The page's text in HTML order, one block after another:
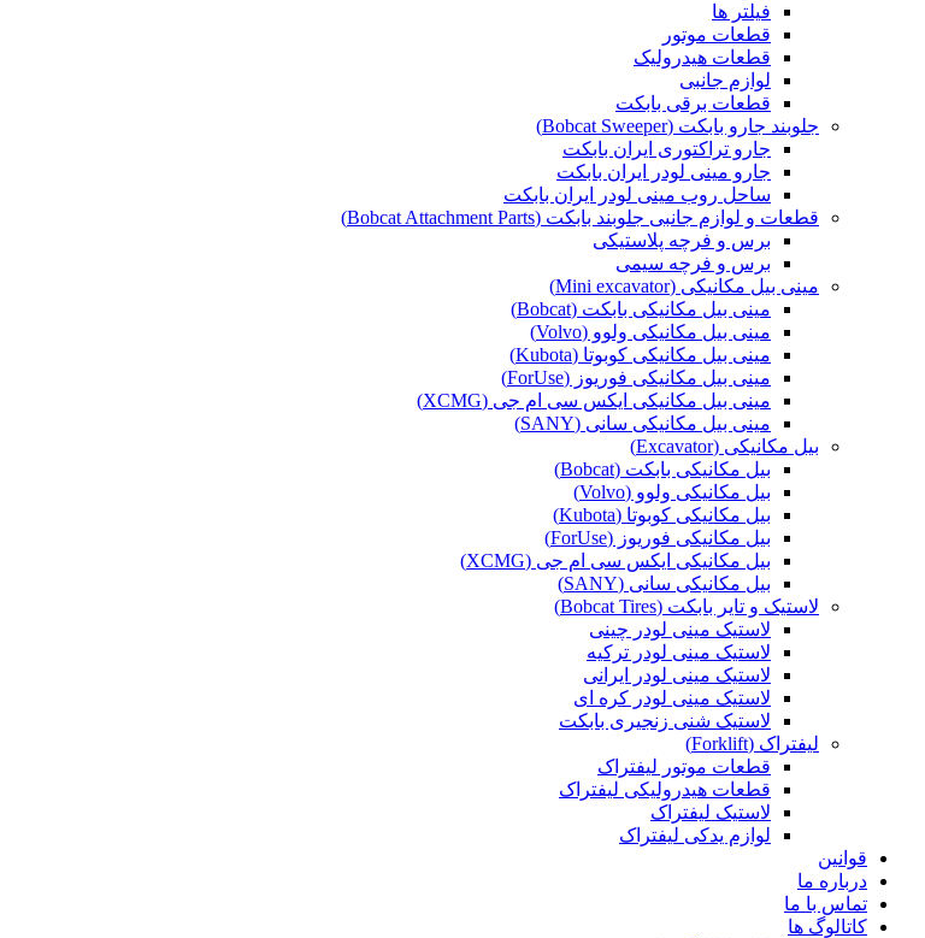
فیلتر ها
قطعات موتور
قطعات هیدرولیک
لوازم جانبی
قطعات برقی بابکت
جلوبند جارو بابکت (Bobcat Sweeper)
جارو تراکتوری ایران بابکت
جارو مینی لودر ایران بابکت
ساحل روب مینی لودر ایران بابکت
قطعات و لوازم جانبی جلوبند بابکت (Bobcat Attachment Parts)
برس و فرچه پلاستیکی
برس و فرچه سیمی
مینی بیل مکانیکی (Mini excavator)
مینی بیل مکانیکی بابکت (Bobcat)
مینی بیل مکانیکی ولوو (Volvo)
مینی بیل مکانیکی کوبوتا (Kubota)
مینی بیل مکانیکی فوریوز (ForUse)
مینی بیل مکانیکی ایکس سی ام جی (XCMG)
مینی بیل مکانیکی سانی (SANY)
بیل مکانیکی (Excavator)
بیل مکانیکی بابکت (Bobcat)
بیل مکانیکی ولوو (Volvo)
بیل مکانیکی کوبوتا (Kubota)
بیل مکانیکی فوریوز (ForUse)
بیل مکانیکی ایکس سی ام جی (XCMG)
بیل مکانیکی سانی (SANY)
لاستیک و تایر بابکت (Bobcat Tires)
لاستیک مینی لودر چینی
لاستیک مینی لودر ترکیه
لاستیک مینی لودر ایرانی
لاستیک مینی لودر کره ای
لاستیک شنی زنجیری بابکت
لیفتراک (Forklift)
قطعات موتور لیفتراک
قطعات هیدرولیکی لیفتراک
لاستیک لیفتراک
لوازم یدکی لیفتراک
قوانین
درباره ما
تماس با ما
کاتالوگ ها